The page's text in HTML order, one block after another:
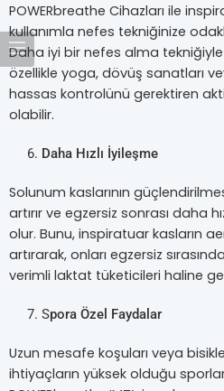
POWERbreathe Cihazları ile
kullanımla nefes tekniğinize
Daha iyi bir nefes alma
özellikle yoga, dövüş sanatları
hassas kontrolünü gerektiren
olabilir.
Daha Hızlı İyileşme
Solunum kaslarının
artırır ve egzersiz sonrası daha
olur. Bunu, inspiratuar kasların
artırarak, onları egzersiz
verimli laktat tüketicileri haline
Spora Özel Faydalar
Uzun mesafe koşuları veya
ihtiyaçların yüksek olduğu